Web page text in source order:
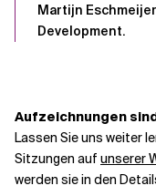
Martijn
Development.
Aufzeichnungen
Lassen Sie uns weiter
Sitzungen auf unserer
werden sie in den